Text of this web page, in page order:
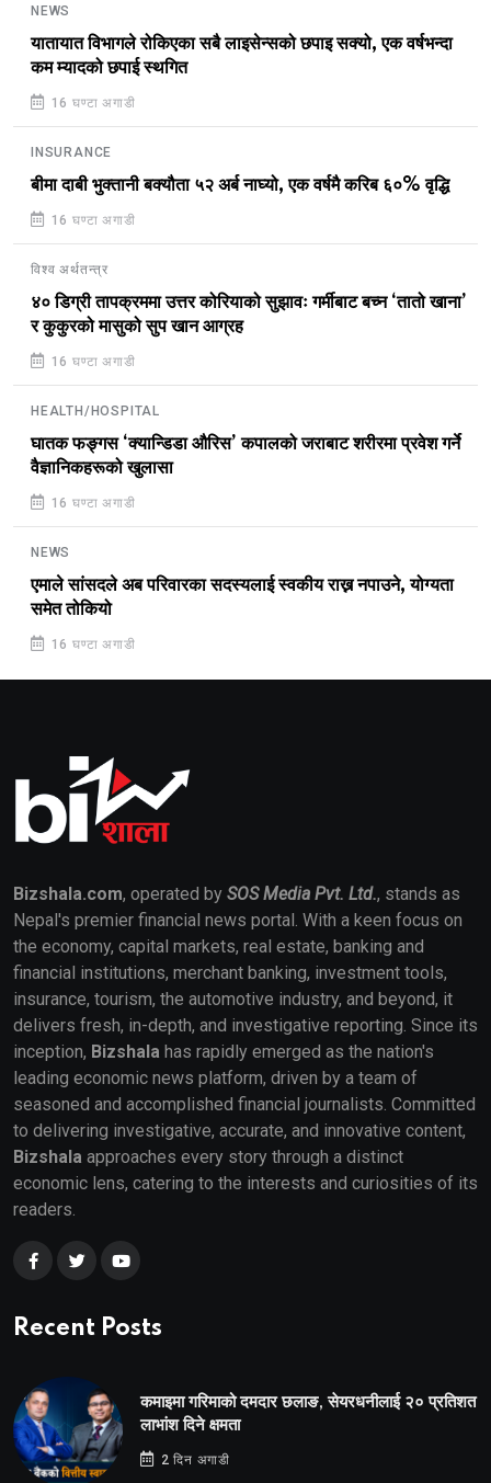
NEWS
यातायात विभागले रोकिएका सबै लाइसेन्सको छपाइ सक्यो, एक वर्षभन्दा
कम म्यादको छपाई स्थगित
16 घण्टा अगाडी
INSURANCE
बीमा दाबी भुक्तानी बक्यौता ५२ अर्ब नाघ्यो, एक वर्षमै करिब ६०% वृद्धि
16 घण्टा अगाडी
विश्व अर्थतन्त्र
४० डिग्री तापक्रममा उत्तर कोरियाको सुझावः गर्मीबाट बच्न ‘तातो खाना’
र कुकुरको मासुको सुप खान आग्रह
16 घण्टा अगाडी
HEALTH/HOSPITAL
घातक फङ्गस ‘क्यान्डिडा औरिस’ कपालको जराबाट शरीरमा प्रवेश गर्ने
वैज्ञानिकहरूको खुलासा
16 घण्टा अगाडी
NEWS
एमाले सांसदले अब परिवारका सदस्यलाई स्वकीय राख्न नपाउने, योग्यता
समेत तोकियो
16 घण्टा अगाडी
Bizshala.com, operated by SOS Media Pvt. Ltd., stands as
Nepal's premier financial news portal. With a keen focus on
the economy, capital markets, real estate, banking and
financial institutions, merchant banking, investment tools,
insurance, tourism, the automotive industry, and beyond, it
delivers fresh, in-depth, and investigative reporting. Since its
inception, Bizshala has rapidly emerged as the nation's
leading economic news platform, driven by a team of
seasoned and accomplished financial journalists. Committed
to delivering investigative, accurate, and innovative content,
Bizshala approaches every story through a distinct
economic lens, catering to the interests and curiosities of its
readers.
Recent Posts
कमाइमा गरिमाको दमदार छलाङ, सेयरधनीलाई २० प्रतिशत
लाभांश दिने क्षमता
2 दिन अगाडी